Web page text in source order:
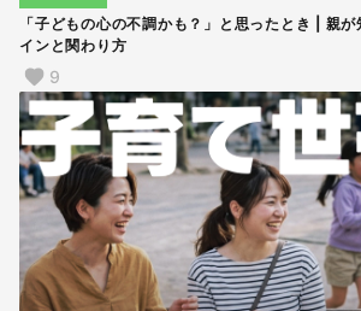
「子どもの心の不調かも？」と思ったとき | 親
インと関わり方
9